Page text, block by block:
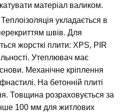
матеріал валиком.
Теплоізоляція укладається в
швів. Для
жорсткі плити: XPS, PIR
Утеплювач має
Механічне кріплення
На бетонній плиті
Товщина розраховується за
100 мм для житлових